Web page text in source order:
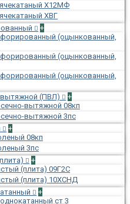
Х12МФ
ХВГ
+
(оцынкованный,
(оцынкованный,
(оцынкованный,
(ПВЛ)
+
вытяжной 08кп
вытяжной 3пс
+
08кп
3пс
+
(плита) 09Г2С
(плита) 10ХСНД
+
ст 3